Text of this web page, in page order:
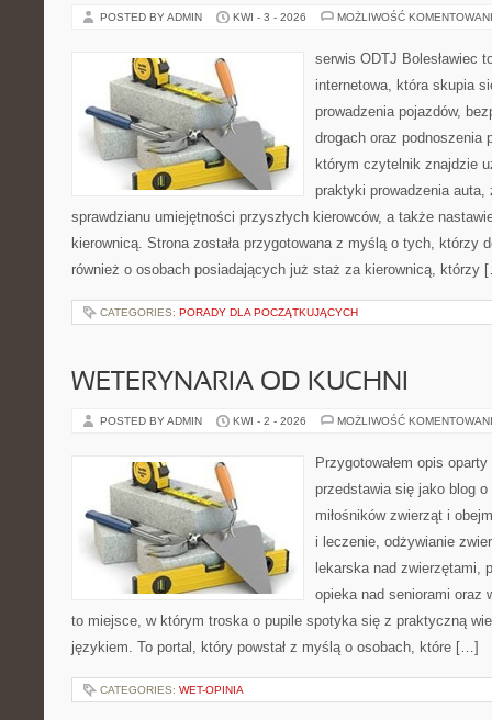
POSTED BY ADMIN KWI - 3 - 2026 MOŻLIWOŚĆ
serwis ODTJ Bolesławiec
internetowa, która skupia
prowadzenia pojazdów,
drogach oraz podnoszenia
którym czytelnik znajdzie
praktyki prowadzenia auta,
sprawdzianu umiejętności przyszłych kierowców, a także
kierownicą. Strona została przygotowana z myślą o tych, którzy
również o osobach posiadających już staż za kierownicą, którzy
CATEGORIES: PORADY DLA POCZĄTKUJĄCYCH
WETERYNARIA OD KUCHNI
POSTED BY ADMIN KWI - 2 - 2026 MOŻLIWOŚĆ
Przygotowałem opis
przedstawia się jako blog
miłośników zwierząt i
i leczenie, odżywianie
lekarska nad zwierzętami,
opieka nad seniorami oraz
to miejsce, w którym troska o pupile spotyka się z praktyczną
językiem. To portal, który powstał z myślą o osobach, które […]
CATEGORIES: WET-OPINIA